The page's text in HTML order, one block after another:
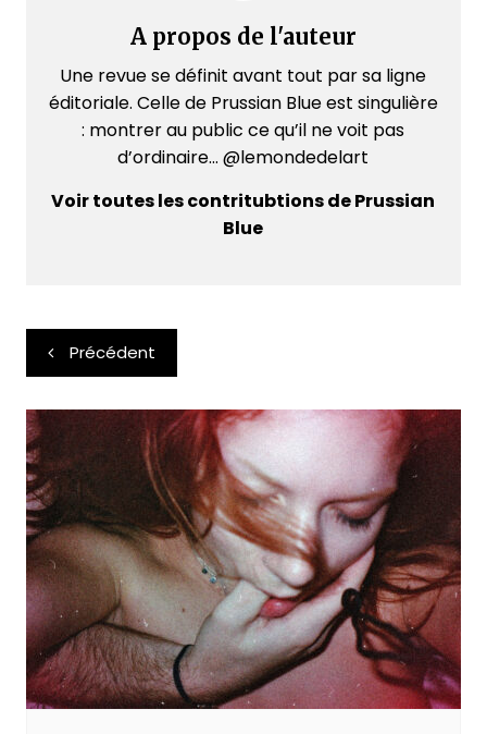
A propos de l'auteur
Une revue se définit avant tout par sa ligne
éditoriale. Celle de Prussian Blue est singulière
: montrer au public ce qu’il ne voit pas
d’ordinaire... @lemondedelart
Voir toutes les contritubtions de Prussian
Blue
Navigation
de
l’article
Précédent